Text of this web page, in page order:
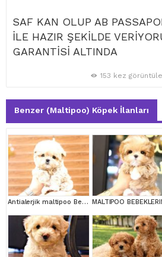
SAF KAN OLUP AB
İLE HAZIR ŞEKİLDE
GARANTİSİ ALTINDA
153 kez
Benzer (Maltipoo) Köpek İlanları
Antialerjik maltipoo Bebeklerim MALTIPOO